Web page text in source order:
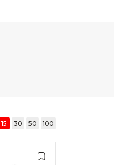
15 30 50 100